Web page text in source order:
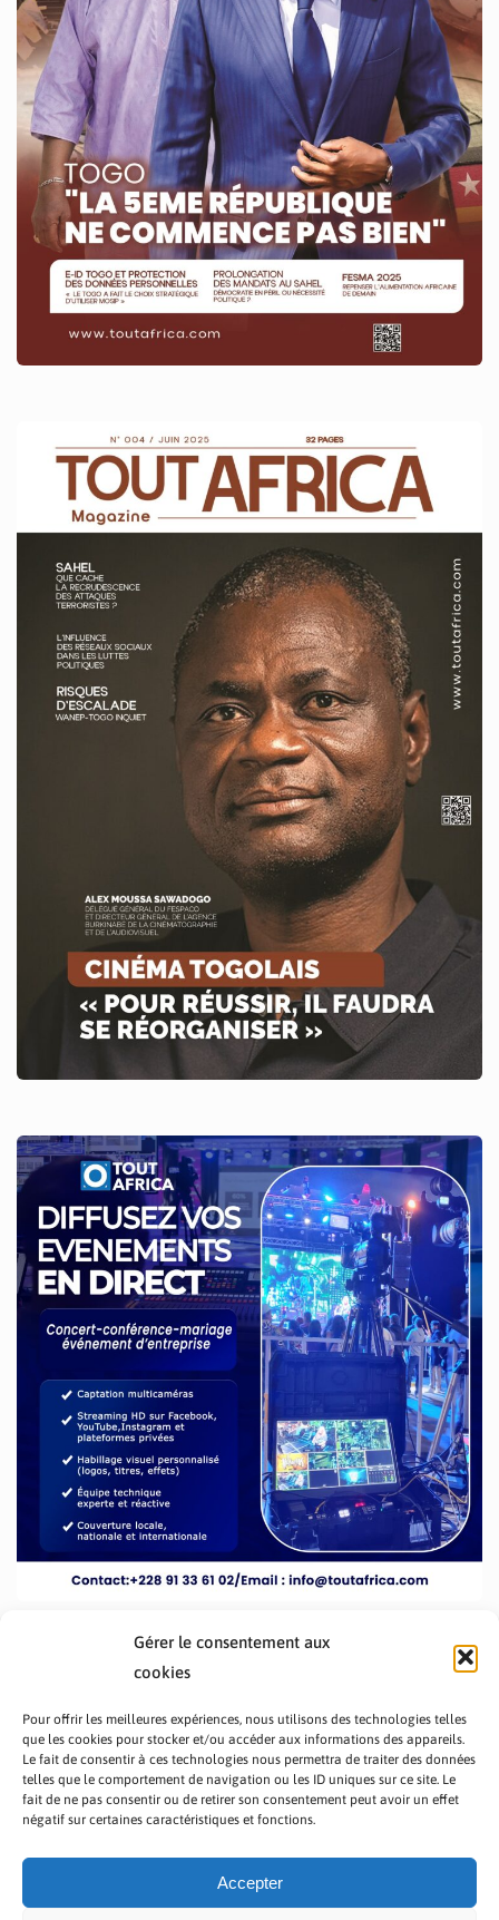
Gérer le consentement aux
cookies
Pour offrir les meilleures expériences, nous utilisons des technologies telles
que les cookies pour stocker et/ou accéder aux informations des appareils.
Le fait de consentir à ces technologies nous permettra de traiter des données
telles que le comportement de navigation ou les ID uniques sur ce site. Le
fait de ne pas consentir ou de retirer son consentement peut avoir un effet
négatif sur certaines caractéristiques et fonctions.
Accepter
PRÉSENTATION TOUTAFRICA
A PROPOS